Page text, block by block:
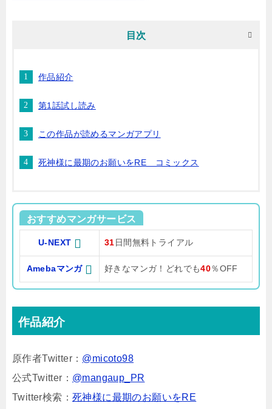
目次
作品紹介
第1話試し読み
この作品が読めるマンガアプリ
死神様に最期のお願いをRE コミックス
おすすめマンガサービス
U-NEXT 31 日間無料トライアル
Amebaマンガ 好きなマンガ！どれでも40％OFF
作品紹介
原作者Twitter： @micoto98
公式Twitter： @mangaup_PR
Twitter検索： 死神様に最期のお願いをRE